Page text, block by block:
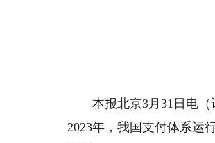
本报北京3月31日电（记
2023年，我国支付体系运